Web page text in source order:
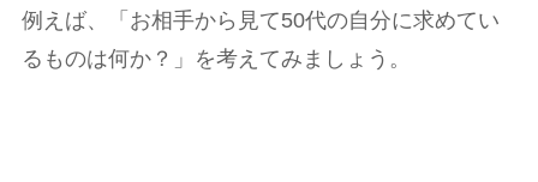
例えば、「お相手から見て50代の自分に求めてい
るものは何か？」を考えてみましょう。